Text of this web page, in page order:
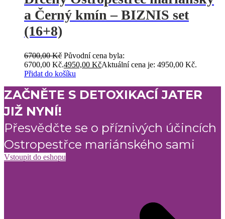
a Černý kmín – BIZNIS set
(16+8)
6700,00Kč Původní cena byla:
6700,00 Kč.4950,00 KčAktuální cena je: 4950,00 Kč.
Přidat do košíku
ZAČNĚTE S DETOXIKACÍ JATER
JIŽ NYNÍ!
Přesvědčte se o příznivých účincích
Ostropestřce mariánského sami
Vstoupit do eshopu